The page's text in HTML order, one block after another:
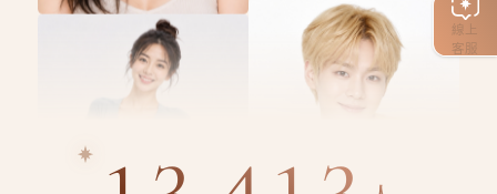
線上
客服